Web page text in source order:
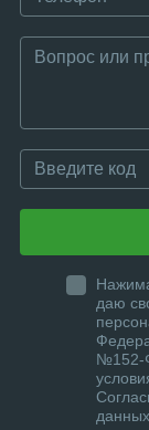
даю
№152-
данных